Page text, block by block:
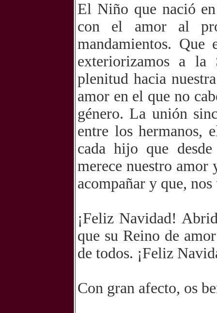
El Niño que nació
con el amor al
mandamientos.
exteriorizamos a
plenitud hacia
amor en el que no
género. La unión
entre los hermanos,
cada hijo que
merece nuestro amor
acompañar y que,
¡Feliz Navidad!
que su Reino de
de todos. ¡Feliz
Con gran afecto, os